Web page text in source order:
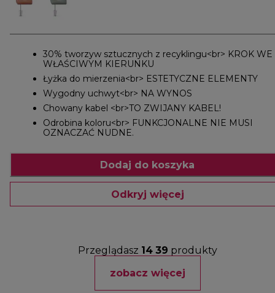
30% tworzyw sztucznych z recyklingu<br> KROK WE
WŁAŚCIWYM KIERUNKU
Łyżka do mierzenia<br> ESTETYCZNE ELEMENTY
Wygodny uchwyt<br> NA WYNOS
Chowany kabel <br>TO ZWIJANY KABEL!
Odrobina koloru<br> FUNKCJONALNE NIE MUSI
OZNACZAĆ NUDNE.
Dodaj do koszyka
Odkryj więcej
Przeglądasz 14 39 produkty
zobacz więcej